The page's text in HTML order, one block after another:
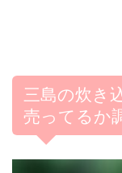
三島の炊き
売ってるか